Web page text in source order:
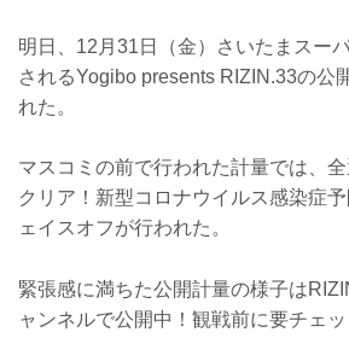
明日、12月31日（金）さいたまスー
されるYogibo presents RIZIN.33の公
れた。
マスコミの前で行われた計量では、
クリア！新型コロナウイルス感染症
ェイスオフが行われた。
緊張感に満ちた公開計量の様子は
ャンネルで公開中！観戦前に要チェッ